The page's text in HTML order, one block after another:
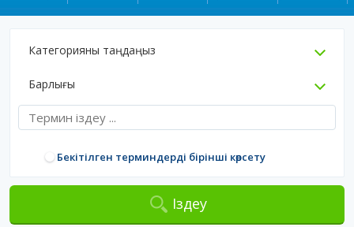
Категорияны таңдаңыз
Барлығы
Бекітілген терминдерді бірінші көрсету
Іздеу